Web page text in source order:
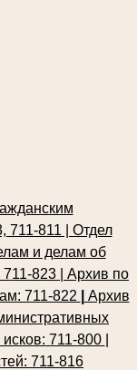
711-811 | Отдел
и делам об
823 | Архив по
711-822
Архив
711-800
711-816